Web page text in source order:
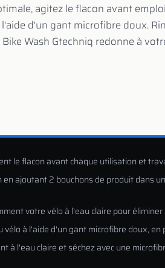
agitez le flacon avant
d'un gant microfibre doux.
Wash Gtechniq redonne à
le flacon avant chaque utilisation et
en ajoutant 2 bouchons de produit dans
votre vélo à l'eau claire pour
vélo à l'aide d'un gant microfibre doux, en
à l'eau claire et séchez avec une